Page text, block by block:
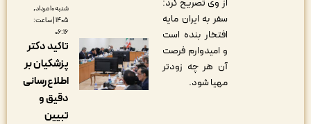
از وی تصریح کرد:
سفر به ایران مایه
افتخار بنده است
و امیدوارم فرصت
آن هر چه زودتر
مهیا شود.
شنبه ۱۰ مرداد,
۱۴۰۵ | ساعت:
تاکید دکتر
پزشکیان بر
اطلاع‌رسانی